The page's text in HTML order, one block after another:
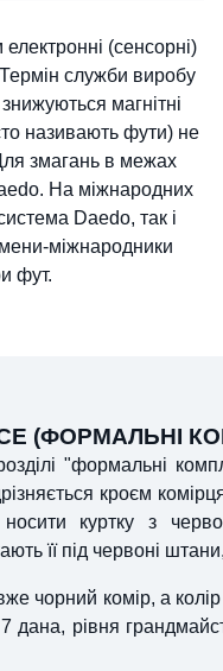
(сенсорні)
служби виробу
магнітні
називають фути) не
змагань в межах
На міжнародних
Daedo, так і
міжнародники
фут.
(ФОРМАЛЬНІ
"формальні
кроєм
куртку з
її під червоні
чорний комір, а
дана, рівня